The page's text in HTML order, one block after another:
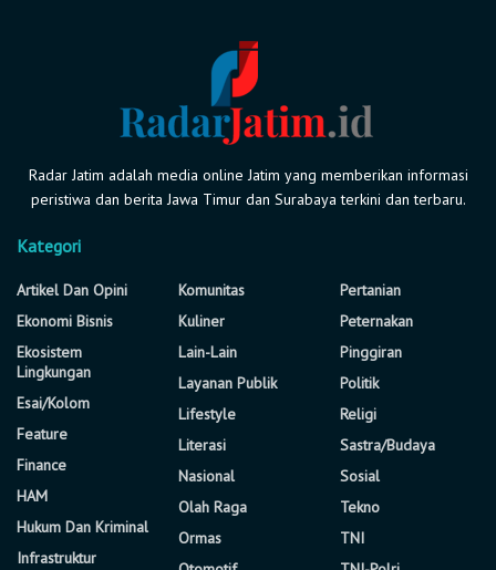
Radar Jatim adalah media online Jatim yang memberikan informasi
peristiwa dan berita Jawa Timur dan Surabaya terkini dan terbaru.
Kategori
Artikel Dan Opini
Ekonomi Bisnis
Ekosistem
Lingkungan
Esai/Kolom
Feature
Finance
HAM
Hukum Dan Kriminal
Infrastruktur
Komunitas
Kuliner
Lain-Lain
Layanan Publik
Lifestyle
Literasi
Nasional
Olah Raga
Ormas
Pertanian
Peternakan
Pinggiran
Politik
Religi
Sastra/Budaya
Sosial
Tekno
TNI